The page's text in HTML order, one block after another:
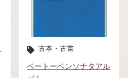
古本・古書
ベートーベンソナタアル